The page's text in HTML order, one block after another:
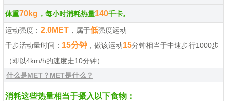
体重70kg ，每小时消耗热量140千卡。
运动强度：2.0MET ，属于低强度运动
千步活动量时间： 15分钟 ，做该运动15分钟相当于中速步行1000步
（即以4km/h的速度走10分钟）
什么是MET？MET是什么？
消耗这些热量相当于摄入以下食物：